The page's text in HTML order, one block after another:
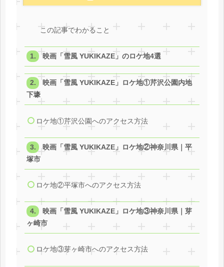
この記事でわかること
映画「雪風 YUKIKAZE」のロケ地4選
映画「雪風 YUKIKAZE」ロケ地①芹沢公園内地
下壕
ロケ地①芹沢公園へのアクセス方法
映画「雪風 YUKIKAZE」ロケ地②神奈川県｜平
塚市
ロケ地②平塚市へのアクセス方法
映画「雪風 YUKIKAZE」ロケ地③神奈川県｜芽
ヶ崎市
ロケ地③芽ヶ崎市へのアクセス方法